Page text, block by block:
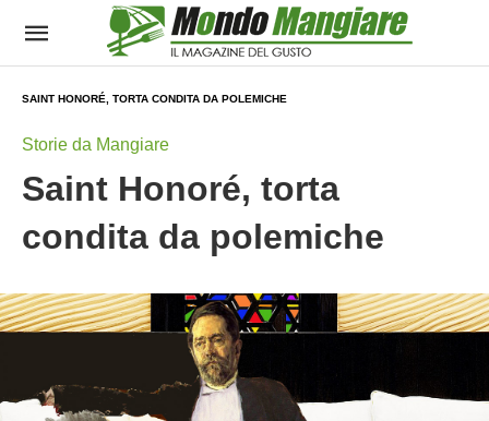
SAINT HONORÉ, TORTA CONDITA DA POLEMICHE
Storie da Mangiare
Saint Honoré, torta
condita da polemiche